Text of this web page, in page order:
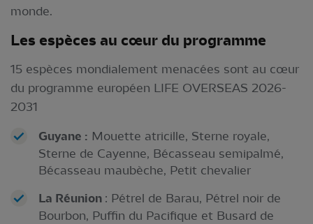
monde.
Les espèces au cœur du programme
15 espèces mondialement menacées sont au cœur
du programme européen LIFE OVERSEAS 2026-
2031
Guyane : Mouette atricille, Sterne royale,
Sterne de Cayenne, Bécasseau semipalmé,
Bécasseau maubèche, Petit chevalier
La Réunion : Pétrel de Barau, Pétrel noir de
Bourbon, Puffin du Pacifique et Busard de